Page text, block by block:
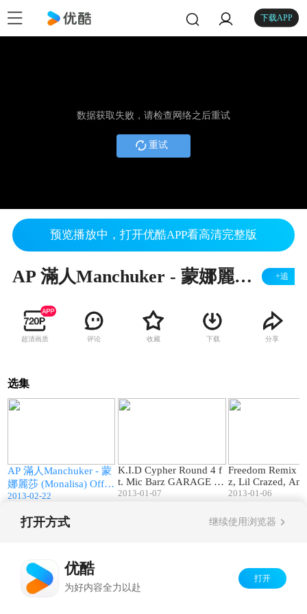
下载APP
数据获取失败，请检查网络之后重试
重试
预览播放中，打开优酷APP看高清完整版
AP 滿人Manchuker - 蒙娜麗莎 (Monalisa) Official HD MV +追
超清画质 评论 收藏 下载 分享
选集
AP 滿人Manchuker - 蒙
娜麗莎 (Monalisa) Offici
al HD MV
2013-02-22
K.I.D Cypher Round 4 f
t. Mic Barz GARAGE R
APPING
2013-01-07
Freedom Remix -
z, Lil Crazed,
arcia
2013-01-06
打开方式 继续使用浏览器
优酷
为好内容全力以赴
打开